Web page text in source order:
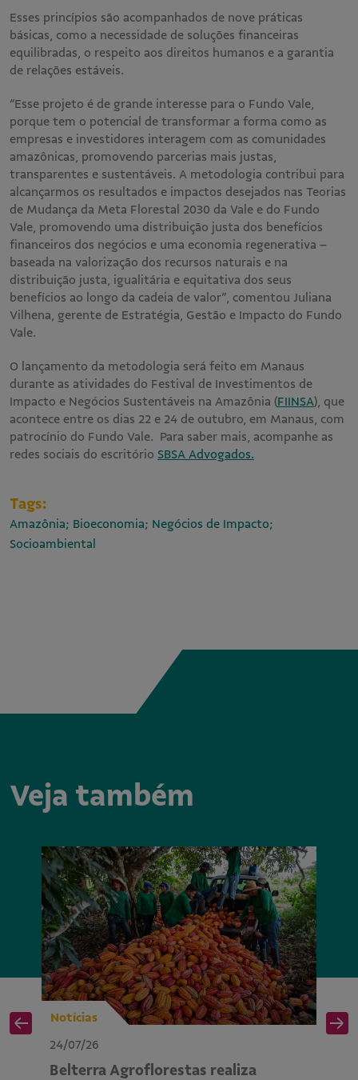
Esses princípios são acompanhados de nove práticas
básicas, como a necessidade de soluções financeiras
equilibradas, o respeito aos direitos humanos e a garantia
de relações estáveis​.
“Esse projeto é de grande interesse para o Fundo Vale,
porque tem o potencial de transformar a forma como as
empresas e investidores interagem com as comunidades
amazônicas, promovendo parcerias mais justas,
transparentes e sustentáveis. A metodologia contribui para
alcançarmos os resultados e impactos desejados nas Teorias
de Mudança da Meta Florestal 2030 da Vale e do Fundo
Vale, promovendo uma distribuição justa dos benefícios
financeiros dos negócios e uma economia regenerativa –
baseada na valorização dos recursos naturais e na
distribuição justa, igualitária e equitativa dos seus
benefícios ao longo da cadeia de valor”, comentou Juliana
Vilhena, gerente de Estratégia, Gestão e Impacto do Fundo
Vale.
O lançamento da metodologia será feito em Manaus
durante as atividades do Festival de Investimentos de
Impacto e Negócios Sustentáveis na Amazônia (FIINSA), que
acontece entre os dias 22 e 24 de outubro, em Manaus, com
patrocínio do Fundo Vale. Para saber mais, acompanhe as
redes sociais do escritório SBSA Advogados.
Tags:
Amazônia; Bioeconomia; Negócios de Impacto;
Socioambiental
Veja também
Notícias
24/07/26
Belterra Agroflorestas realiza